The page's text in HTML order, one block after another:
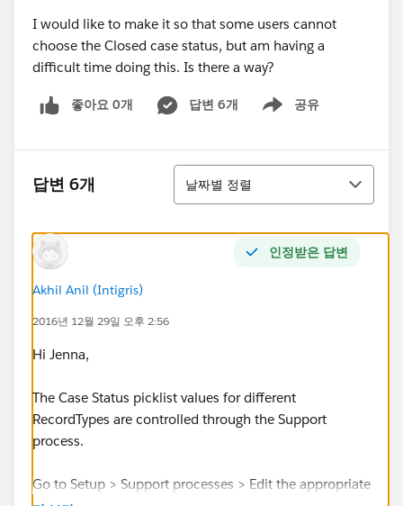
I would like to make it so that some users cannot
choose the Closed case status, but am having a
difficult time doing this. Is there a way?
좋아요 0개 답변 6개 공유
Show menu
답변 6개
정렬
날짜별 정렬
인정받은 답변
Akhil Anil (Intigris)
2016년 12월 29일 오후 2:56
Hi Jenna,
The Case Status picklist values for different
RecordTypes are controlled through the Support
process.
Go to Setup > Support processes > Edit the appropriate